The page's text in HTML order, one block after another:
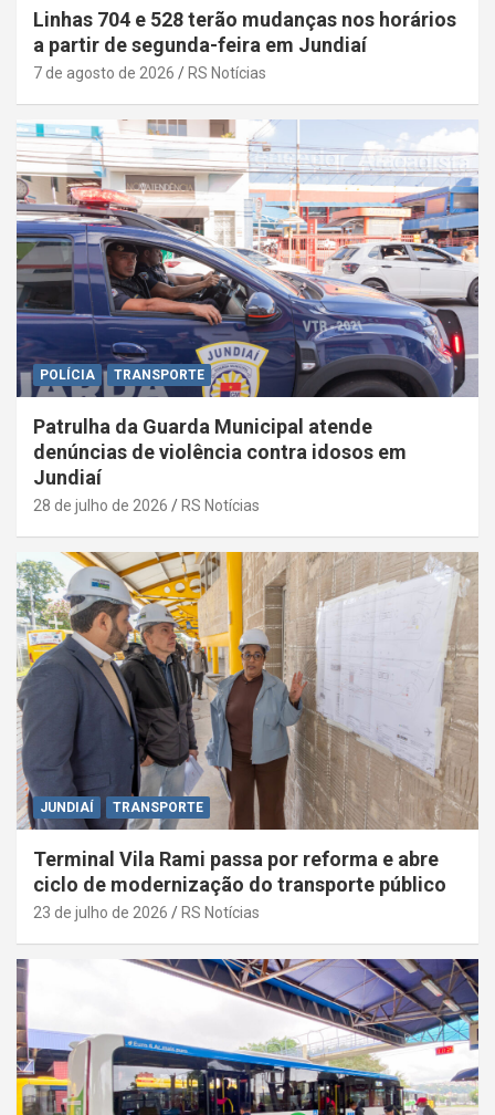
Linhas 704 e 528 terão mudanças nos horários
a partir de segunda-feira em Jundiaí
7 de agosto de 2026 RS Notícias
POLÍCIA TRANSPORTE
Patrulha da Guarda Municipal atende
denúncias de violência contra idosos em
Jundiaí
28 de julho de 2026 RS Notícias
JUNDIAÍ TRANSPORTE
Terminal Vila Rami passa por reforma e abre
ciclo de modernização do transporte público
23 de julho de 2026 RS Notícias